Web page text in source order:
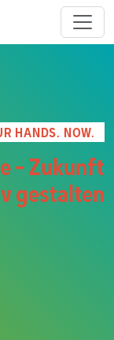
HANDS. NOW.
- Zukunft
gestalten